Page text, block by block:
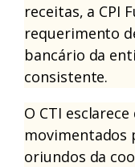
receitas, a CPI
requerimento
bancário da
consistente.
O CTI
movimentados
oriundos da